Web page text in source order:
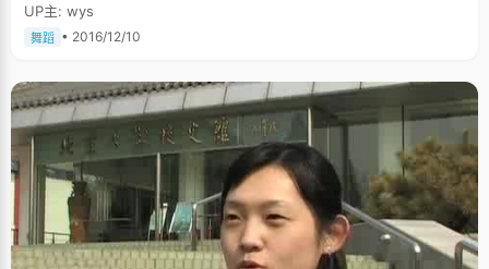
UP主: wys
舞蹈 • 2016/12/10